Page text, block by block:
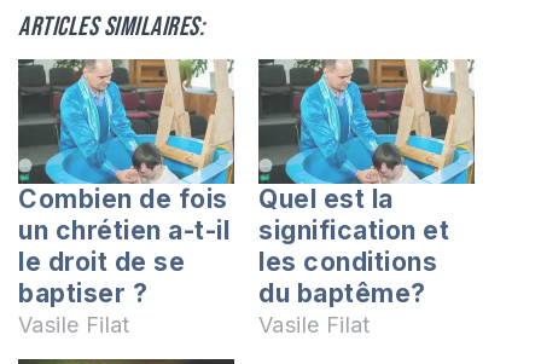
Articles similaires:
Combien de fois
un chrétien a-t-il
le droit de se
baptiser ?
Vasile Filat
Quel est la
signification et
les conditions
du baptême?
Vasile Filat